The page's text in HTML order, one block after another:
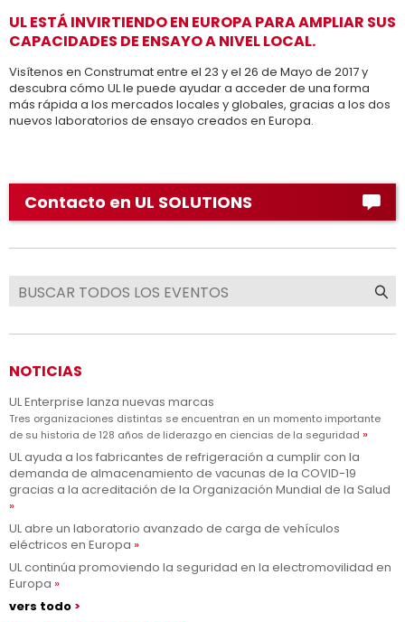
UL ESTÁ INVIRTIENDO EN EUROPA PARA AMPLIAR SUS
CAPACIDADES DE ENSAYO A NIVEL LOCAL.
Visítenos en Construmat entre el 23 y el 26 de Mayo de 2017 y
descubra cómo UL le puede ayudar a acceder de una forma
más rápida a los mercados locales y globales, gracias a los dos
nuevos laboratorios de ensayo creados en Europa.
Contacto en UL SOLUTIONS
NOTICIAS
UL Enterprise lanza nuevas marcas
Tres organizaciones distintas se encuentran en un momento importante
de su historia de 128 años de liderazgo en ciencias de la seguridad
UL ayuda a los fabricantes de refrigeración a cumplir con la
demanda de almacenamiento de vacunas de la COVID-19
gracias a la acreditación de la Organización Mundial de la Salud
UL abre un laboratorio avanzado de carga de vehículos
eléctricos en Europa
UL continúa promoviendo la seguridad en la electromovilidad en
Europa
vers todo